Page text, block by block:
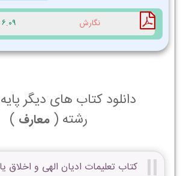
نگارش 6.09 مگابایت
دانلود کتاب های دیگر
رشته ( معارف )
کتاب تعلیمات ادیان الهی و اخلاق